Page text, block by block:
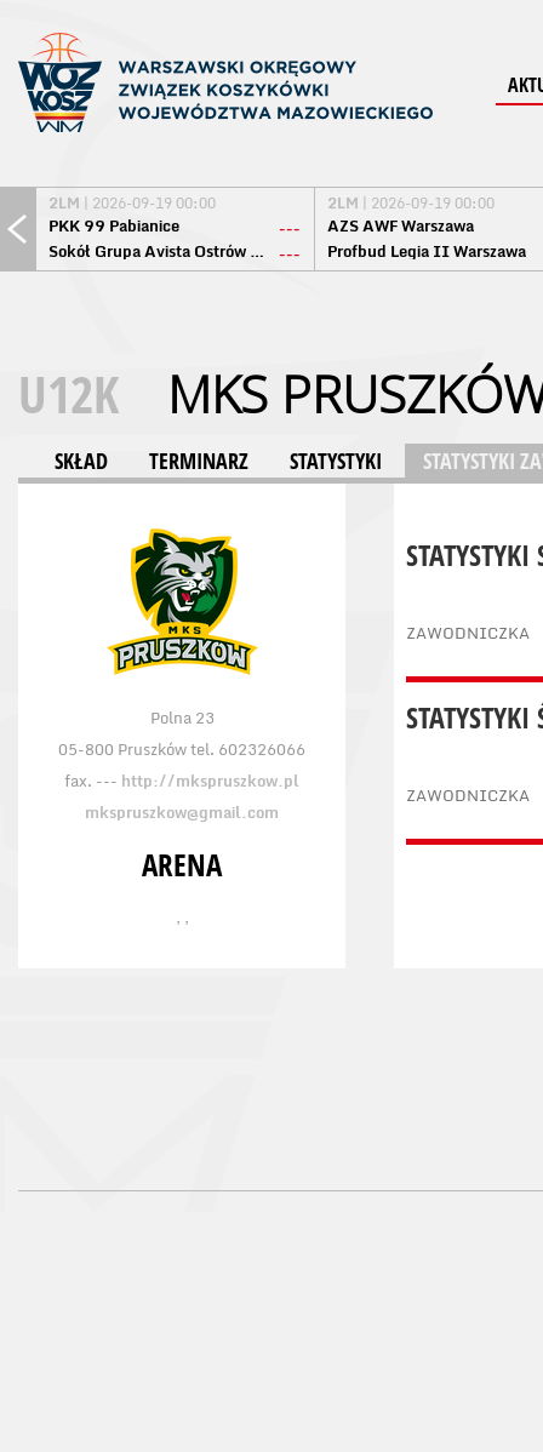
2LM | 2026-09-19 00:00
PKK 99 Pabianice
---
Sokół Grupa Avista Ostrów Maz. ---
2LM | 2026-09-19 00:00
AZS AWF Warszawa
Profbud Legia II Warszawa
U12K MKS
SKŁAD TERMINARZ STATYSTYKI STATYSTYKI
Polna 23
05-800 Pruszków tel. 602326066
fax. --- http://mkspruszkow.pl
mkspruszkow@gmail.com
ARENA
, ,
ZAWODNICZKA
STATYSTYKI
ZAWODNICZKA